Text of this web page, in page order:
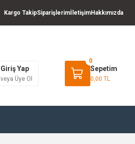
Kargo TakipSiparişlerimİletişimHakkımızda
Giriş Yap
veya Üye Ol
0
Sepetim
0,00 TL